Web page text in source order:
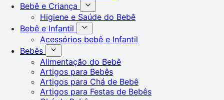
Bebê e Criança
Higiene e Saúde do Bebê
Bebê e Infantil
Acessórios bebê e Infantil
Bebês
Alimentação do Bebê
Artigos para Bebês
Artigos para Chá de Bebê
Artigos para Festas de Bebês